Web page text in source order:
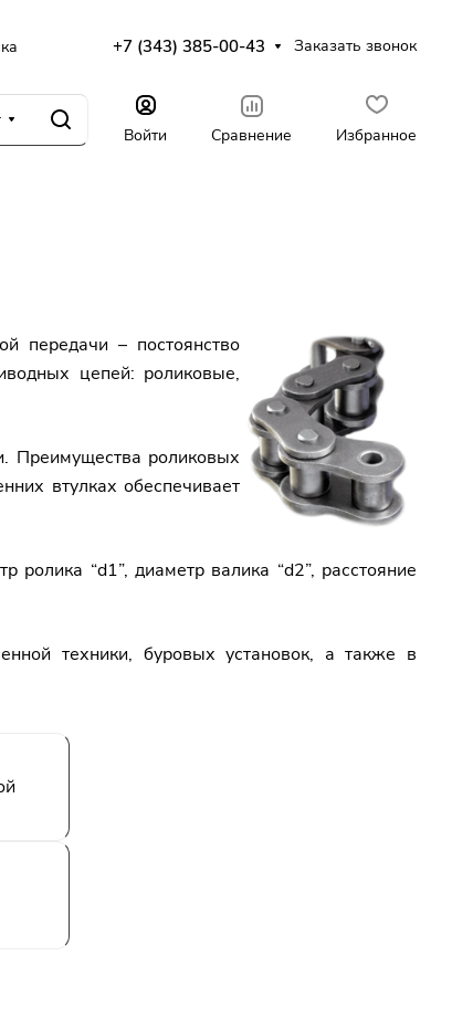
+7 (343) 385-00-43 Заказать звонок
Войти Сравнение Избранное
передачи – постоянство
цепей: роликовые,
Преимущества роликовых
втулках обеспечивает
“d1”, диаметр валика “d2”, расстояние
техники, буровых установок, а также в